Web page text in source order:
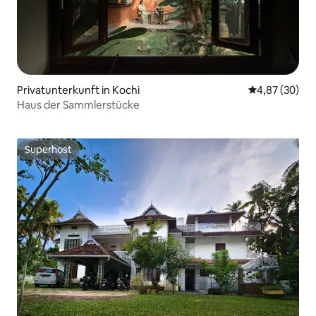
Privatunterkunft in Kochi
4,87 (30)
Haus der Sammlerstücke
Superhost
Superhost